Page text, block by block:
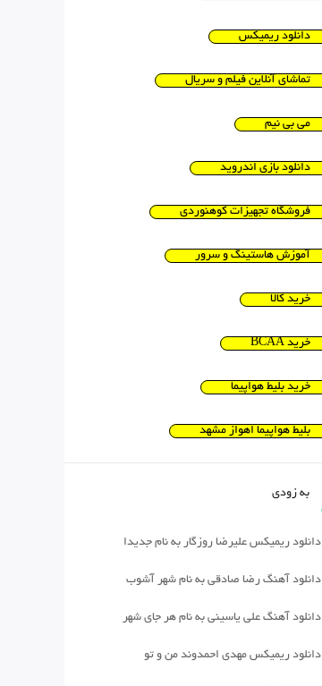
دانلود ریمیکس
تماشای آنلاین فیلم و سریال
می بی نیم
دانلود بازی اندروید
فروشگاه تجهیزات کوهنوردی
آموزش هاستینگ و سرور
خرید کالا
خرید BCAA
خرید بلیط هواپیما
بلیط هواپیما اهواز مشهد
به زودی
دانلود ریمیکس علیرضا روزگار به نام جدیدا
دانلود آهنگ رضا صادقی به نام شهر آشوب
دانلود آهنگ علی یاسینی به نام هر جای شهر
دانلود ریمیکس مهدی احمدوند من و تو